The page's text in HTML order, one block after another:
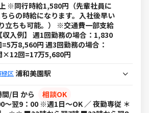
※同行時給1,580円（先輩社員に
らの時給になります。入社後早い
立ちも可能。） ※交通費一部支給
収入例】 週1回勤務の場合：1,830
万8,560円 週3回勤務の場合：
回=17万5,680円
区 浦和美園駅
/日 から
相談OK
～翌9：00 ※週1日～OK ／ 夜勤専従 ＊